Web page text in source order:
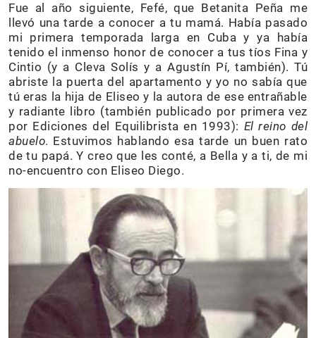
Fue al año siguiente, Fefé, que Betanita Peña me
llevó una tarde a conocer a tu mamá. Había pasado
mi primera temporada larga en Cuba y ya había
tenido el inmenso honor de conocer a tus tíos Fina y
Cintio (y a Cleva Solís y a Agustín Pí, también). Tú
abriste la puerta del apartamento y yo no sabía que
tú eras la hija de Eliseo y la autora de ese entrañable
y radiante libro (también publicado por primera vez
por Ediciones del Equilibrista en 1993): El reino del
abuelo. Estuvimos hablando esa tarde un buen rato
de tu papá. Y creo que les conté, a Bella y a ti, de mi
no-encuentro con Eliseo Diego.